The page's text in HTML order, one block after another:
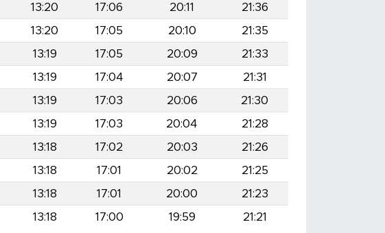
13:20 17:06 20:11
21:36
13:20 17:05 20:10
21:35
13:19 17:05 20:09
21:33
13:19 17:04 20:07
21:31
13:19 17:03 20:06
21:30
13:19 17:03 20:04
21:28
13:18 17:02 20:03
21:26
13:18 17:01 20:02
21:25
13:18 17:01 20:00
21:23
13:18 17:00 19:59 21:21